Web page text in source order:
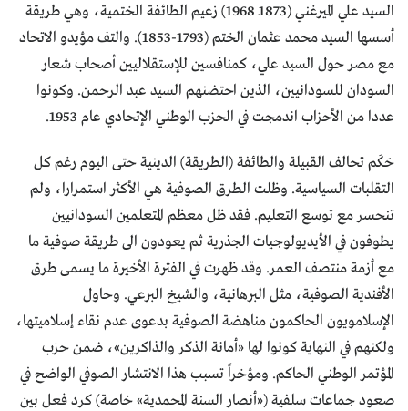
السيد علي الميرغني (1873ـ 1968) زعيم الطائفة الختمية، وهي طريقة
أسسها السيد محمد عثمان الختم (1793-1853). والتف مؤيدو الاتحاد
مع مصر حول السيد علي، كمنافسين للإستقلاليين أصحاب شعار
السودان للسودانيين، الذين احتضنهم السيد عبد الرحمن. وكونوا
عددا من الأحزاب اندمجت في الحزب الوطني الإتحادي عام 1953.
حَكَم تحالف القبيلة والطائفة (الطريقة) الدينية حتى اليوم رغم كل
التقلبات السياسية. وظلت الطرق الصوفية هي الأكثر استمرارا، ولم
تنحسر مع توسع التعليم. فقد ظل معظم المتعلمين السودانيين
يطوفون في الأيديولوجيات الجذرية ثم يعودون الى طريقة صوفية ما
مع أزمة منتصف العمر. وقد ظهرت في الفترة الأخيرة ما يسمى طرق
الأفندية الصوفية، مثل البرهانية، والشيخ البرعي. وحاول
الإسلامويون الحاكمون مناهضة الصوفية بدعوى عدم نقاء إسلاميتها،
ولكنهم في النهاية كونوا لها «أمانة الذكر والذاكرين»، ضمن حزب
المؤتمر الوطني الحاكم. ومؤخراً تسبب هذا الانتشار الصوفي الواضح في
صعود جماعات سلفية («أنصار السنة المحمدية» خاصة) كرد فعل بين